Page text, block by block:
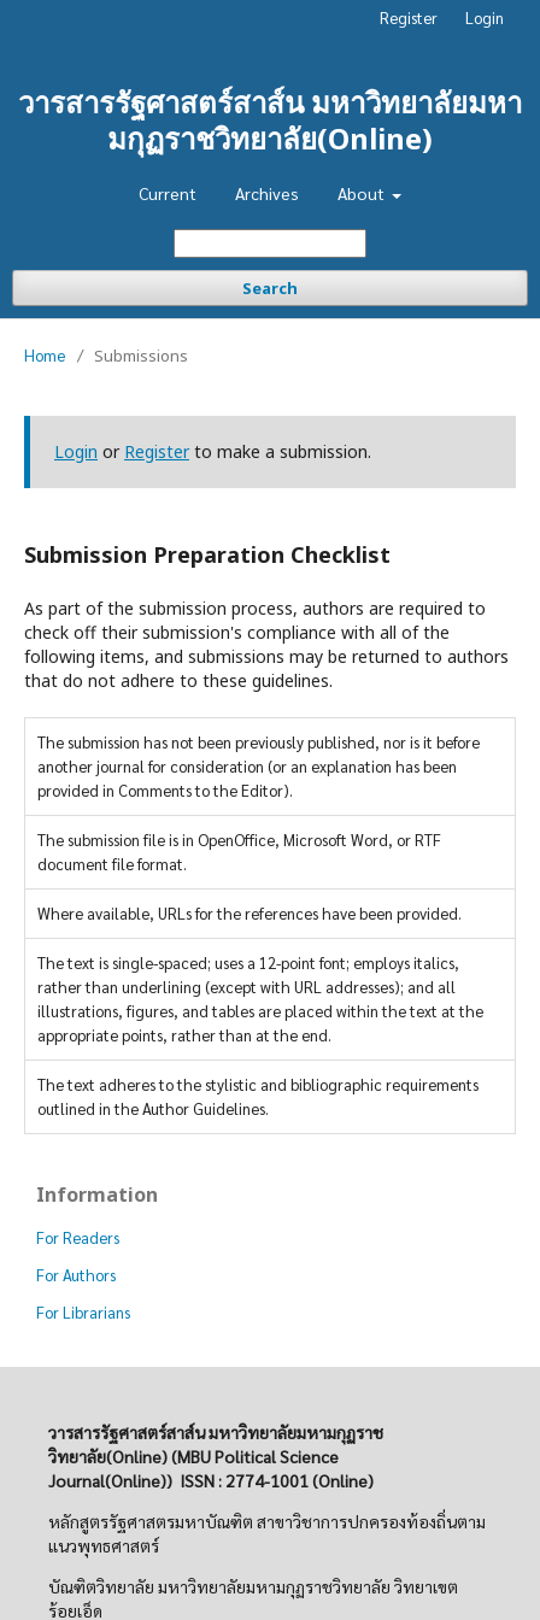
วารสารรัฐศาสตร์สาส์น มหาวิทยาลัยมหา
มกุฏราชวิทยาลัย(Online)
Current Archives About
Search
Register Login
Home / Submissions
Login or Registerto make a submission.
Submission Preparation Checklist
As part of the submission process, authors are required to
check off their submission's compliance with all of the
following items, and submissions may be returned to authors
that do not adhere to these guidelines.
The submission has not been previously published, nor is it before
another journal for consideration (or an explanation has been
provided in Comments to the Editor).
The submission file is in OpenOffice, Microsoft Word, or RTF
document file format.
Where available, URLs for the references have been provided.
The text is single-spaced; uses a 12-point font; employs italics,
rather than underlining (except with URL addresses); and all
illustrations, figures, and tables are placed within the text at the
appropriate points, rather than at the end.
The text adheres to the stylistic and bibliographic requirements
outlined in the Author Guidelines.
Information
For Readers
For Authors
For Librarians
วารสารรัฐศาสตร์สาส์น มหาวิทยาลัยมหามกุฏราช
วิทยาลัย(Online)(MBU Political Science
Journal(Online)) ISSN : 2774-1001 (Online)
หลักสูตรรัฐศาสตรมหาบัณฑิต สาขาวิชาการปกครองท้องถิ่นตาม
แนวพุทธศาสตร์
บัณฑิตวิทยาลัย มหาวิทยาลัยมหามกุฏราชวิทยาลัย วิทยาเขต
ร้อยเอ็ด